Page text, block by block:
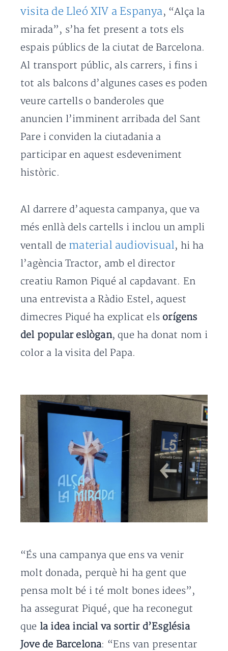
visita de Lleó XIV a Espanya, “Alça la
mirada”, s’ha fet present a tots els
espais públics de la ciutat de Barcelona.
Al transport públic, als carrers, i fins i
tot als balcons d’algunes cases es poden
veure cartells o banderoles que
anuncien l’imminent arribada del Sant
Pare i conviden la ciutadania a
participar en aquest esdeveniment
històric.
Al darrere d’aquesta campanya, que va
més enllà dels cartells i inclou un ampli
ventall de material audiovisual, hi ha
l’agència Tractor, amb el director
creatiu Ramon Piqué al capdavant. En
una entrevista a Ràdio Estel, aquest
dimecres Piqué ha explicat els orígens
del popular eslògan, que ha donat nom i
color a la visita del Papa.
“És una campanya que ens va venir
molt donada, perquè hi ha gent que
pensa molt bé i té molt bones idees”,
ha assegurat Piqué, que ha reconegut
que la idea incial va sortir d’Església
Jove de Barcelona: “Ens van presentar